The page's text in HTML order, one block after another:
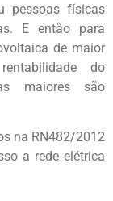
pessoas físicas
E então para
de maior
do
maiores são
na RN482/2012
a rede elétrica